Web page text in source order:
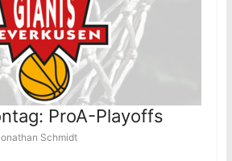
ProA-Playoffs
Schmidt